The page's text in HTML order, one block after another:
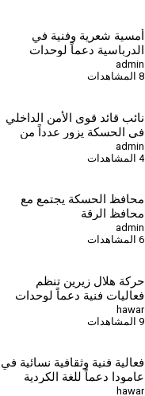
⁣أمسية شعرية وفنية في
الدرباسية دعماً لوحدات
حماية المرأة
admin
8 المشاهدات
⁣نائب قائد قوى الأمن الداخلي
في الحسكة يزور عدداً من
الأسر الكردية في الرقة
admin
4 المشاهدات
⁣محافظ الحسكة يجتمع مع
محافظ الرقة
admin
6 المشاهدات
حركة هلال زيرين تنظم
فعاليات فنية دعماً لوحدات
حماية المرأة
hawar
9 المشاهدات
فعالية فنية وثقافية نسائية في
عامودا دعماً للغة الكردية
hawar